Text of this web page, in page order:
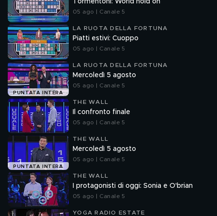
Tormentoni: World hold on
05 ago | Canale 5
LA RUOTA DELLA FORTUNA
Piatti estivi: Cuoppo
05 ago | Canale 5
PUNTATA INTERA
LA RUOTA DELLA FORTUNA
Mercoledì 5 agosto
05 ago | Canale 5
THE WALL
Il confronto finale
05 ago | Canale 5
PUNTATA INTERA
THE WALL
Mercoledì 5 agosto
05 ago | Canale 5
THE WALL
I protagonisti di oggi: Sonia e O'brian
05 ago | Canale 5
YOGA RADIO ESTATE